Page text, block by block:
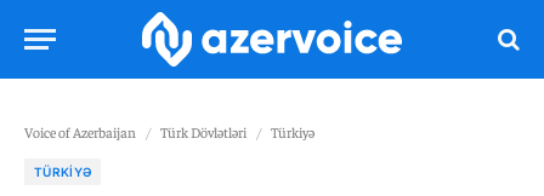
Voice of Azerbaijan / Türk Dövlətləri / Türkiyə
TÜRKIYƏ